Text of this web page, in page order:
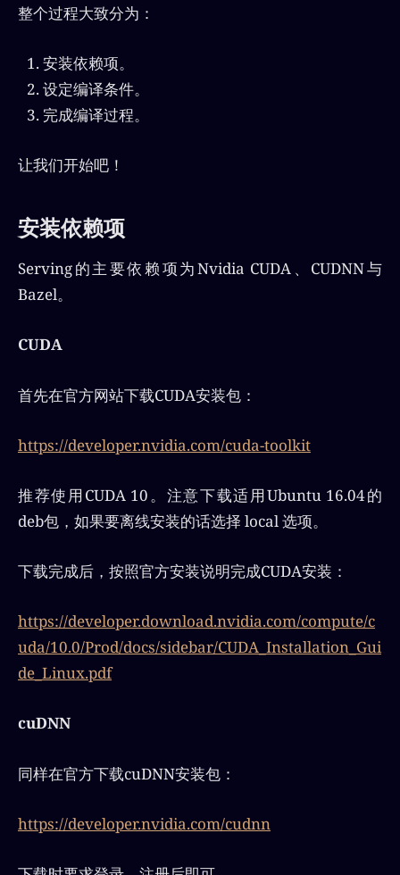
整个过程大致分为：
安装依赖项。
设定编译条件。
完成编译过程。
让我们开始吧！
安装依赖项
Serving的主要依赖项为Nvidia CUDA、CUDNN与
Bazel。
CUDA
首先在官方网站下载CUDA安装包：
https://developer.nvidia.com/cuda-toolkit
推荐使用CUDA 10。注意下载适用Ubuntu 16.04的
deb包，如果要离线安装的话选择 local 选项。
下载完成后，按照官方安装说明完成CUDA安装：
https://developer.download.nvidia.com/compute/c
uda/10.0/Prod/docs/sidebar/CUDA_Installation_Gui
de_Linux.pdf
cuDNN
同样在官方下载cuDNN安装包：
https://developer.nvidia.com/cudnn